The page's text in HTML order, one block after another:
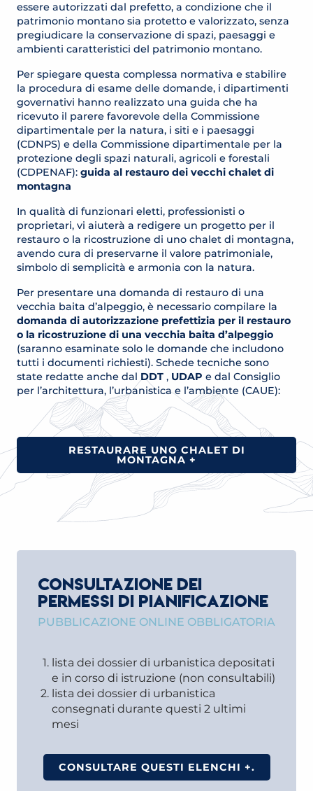
essere autorizzati dal prefetto, a condizione che il
patrimonio montano sia protetto e valorizzato, senza
pregiudicare la conservazione di spazi, paesaggi e
ambienti caratteristici del patrimonio montano.
Per spiegare questa complessa normativa e stabilire
la procedura di esame delle domande, i dipartimenti
governativi hanno realizzato una guida che ha
ricevuto il parere favorevole della Commissione
dipartimentale per la natura, i siti e i paesaggi
(CDNPS) e della Commissione dipartimentale per la
protezione degli spazi naturali, agricoli e forestali
(CDPENAF): guida al restauro dei vecchi chalet di
montagna
In qualità di funzionari eletti, professionisti o
proprietari, vi aiuterà a redigere un progetto per il
restauro o la ricostruzione di uno chalet di montagna,
avendo cura di preservarne il valore patrimoniale,
simbolo di semplicità e armonia con la natura.
Per presentare una domanda di restauro di una
vecchia baita d’alpeggio, è necessario compilare la
domanda di autorizzazione prefettizia per il restauro
o la ricostruzione di una vecchia baita d’alpeggio
(saranno esaminate solo le domande che includono
tutti i documenti richiesti). Schede tecniche sono
state redatte anche dal DDT , UDAP e dal Consiglio
per l’architettura, l’urbanistica e l’ambiente (CAUE):
RESTAURARE UNO CHALET DI
MONTAGNA +
CONSULTAZIONE DEI
PERMESSI DI PIANIFICAZIONE
PUBBLICAZIONE ONLINE OBBLIGATORIA
lista dei dossier di urbanistica depositati
e in corso di istruzione (non consultabili)
lista dei dossier di urbanistica
consegnati durante questi 2 ultimi
mesi
CONSULTARE QUESTI ELENCHI +.